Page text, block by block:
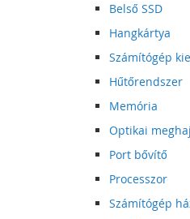
Belső SSD
Hangkártya
Számítógép
Hűtőrendszer
Memória
Optikai
Port bővítő
Processzor
Számítógép